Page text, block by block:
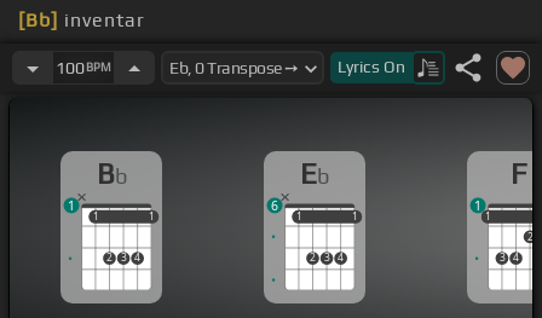
[Bb] inventar
si crees que hice
dije que moriste y los lleve[F]al
falsa donde
grabe tu nombre aun le
llevan flores[F] [Gm]los dejo
y en esa tumba falsa[G]quedaron
[A]
enterrados[Bb] solitos los[F]
100BPM Lyrics On
Bb
1
2 3 4
1
1 1
1
Eb
1
2 3 4
1
1 1
6
F
1
3 4
2
1
1